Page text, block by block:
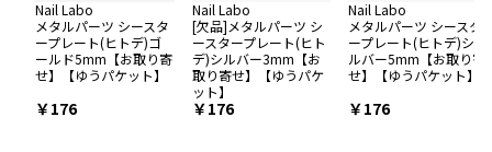
Nail Labo
メタルパーツ シースタ
ープレート(ヒトデ)ゴ
ールド5mm【お取り寄
せ】【ゆうパケット】
￥176
Nail Labo
[欠品]メタルパーツ シ
ースタープレート(ヒト
デ)シルバー3mm【お
取り寄せ】【ゆうパケ
ット】
￥176
Nail Labo
メタルパーツ シースタ
ープレート(ヒトデ)シ
ルバー5mm【お取り寄
せ】【ゆうパケット】
￥176